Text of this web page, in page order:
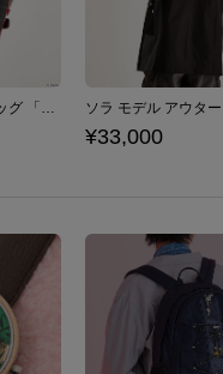
ソラ モデル トートバッグ 「キングダム ハーツ」シリーズ
¥33,000